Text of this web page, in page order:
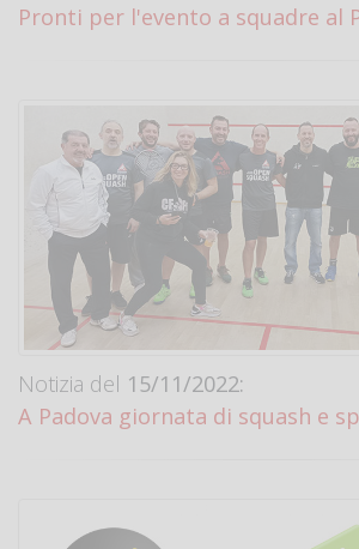
Pronti per l'evento a squadre al
Notizia del 15/11/2022:
A Padova giornata di squash e